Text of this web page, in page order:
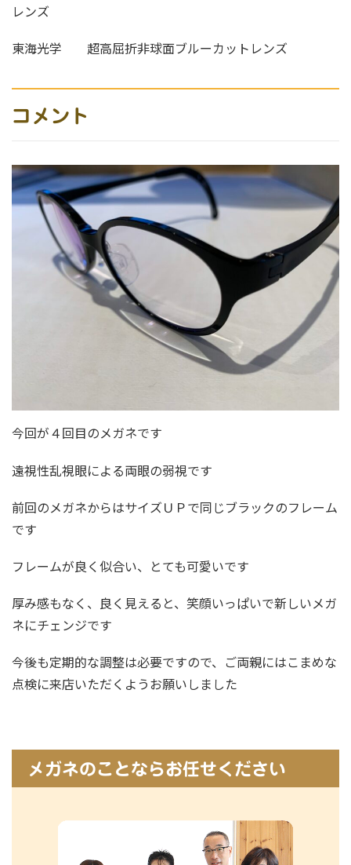
レンズ
東海光学 超高屈折非球面ブルーカットレンズ
コメント
今回が４回目のメガネです
遠視性乱視眼による両眼の弱視です
前回のメガネからはサイズＵＰで同じブラックのフレーム
です
フレームが良く似合い、とても可愛いです
厚み感もなく、良く見えると、笑顔いっぱいで新しいメガ
ネにチェンジです
今後も定期的な調整は必要ですので、ご両親にはこまめな
点検に来店いただくようお願いしました
メガネのことならお任せください